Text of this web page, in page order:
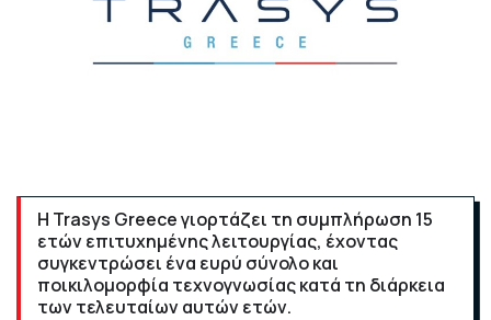
Η Trasys Greece γιορτάζει τη συμπλήρωση 15
ετών επιτυχημένης λειτουργίας, έχοντας
συγκεντρώσει ένα ευρύ σύνολο και
ποικιλομορφία τεχνογνωσίας κατά τη διάρκεια
των τελευταίων αυτών ετών.